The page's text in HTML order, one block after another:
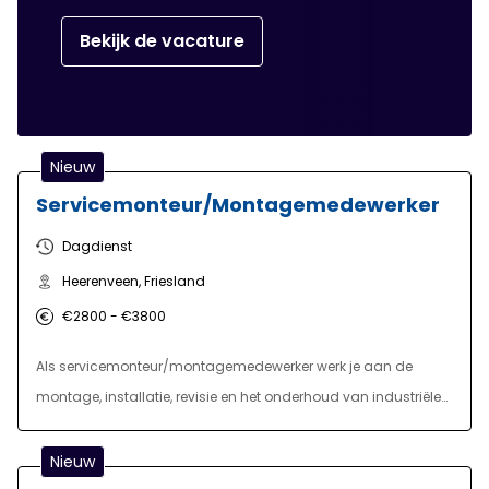
Bekijk de vacature
Nieuw
Servicemonteur/Montagemedewerker
Dagdienst
Heerenveen, Friesland
€2800 - €3800
Als servicemonteur/montagemedewerker werk je aan de
montage, installatie, revisie en het onderhoud van industriële
machines, constructies en technische onderdelen. Een
belangrijk deel van je werkzaamheden vindt plaats op de
Nieuw